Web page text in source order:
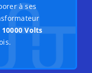
à ses
10000 Volts